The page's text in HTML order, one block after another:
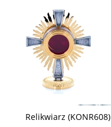
Relikwiarz (KONR608)